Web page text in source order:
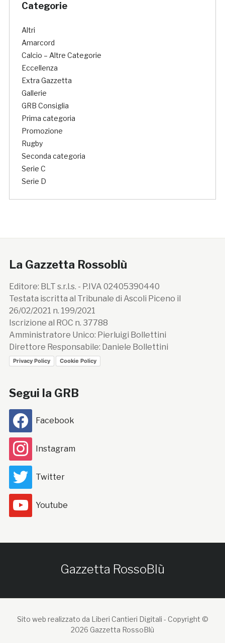
Categorie
Altri
Amarcord
Calcio – Altre Categorie
Eccellenza
Extra Gazzetta
Gallerie
GRB Consiglia
Prima categoria
Promozione
Rugby
Seconda categoria
Serie C
Serie D
La Gazzetta Rossoblù
Editore: BLT s.r.l.s. - P.IVA 02405390440
Testata iscritta al Tribunale di Ascoli Piceno il
26/02/2021 n. 199/2021
Iscrizione al ROC n. 37788
Amministratore Unico: Pierluigi Bollettini
Direttore Responsabile: Daniele Bollettini
Privacy Policy Cookie Policy
Segui la GRB
Facebook
Instagram
Twitter
Youtube
Gazzetta RossoBlù
Sito web realizzato da Liberi Cantieri Digitali - Copyright ©
2026 Gazzetta RossoBlù